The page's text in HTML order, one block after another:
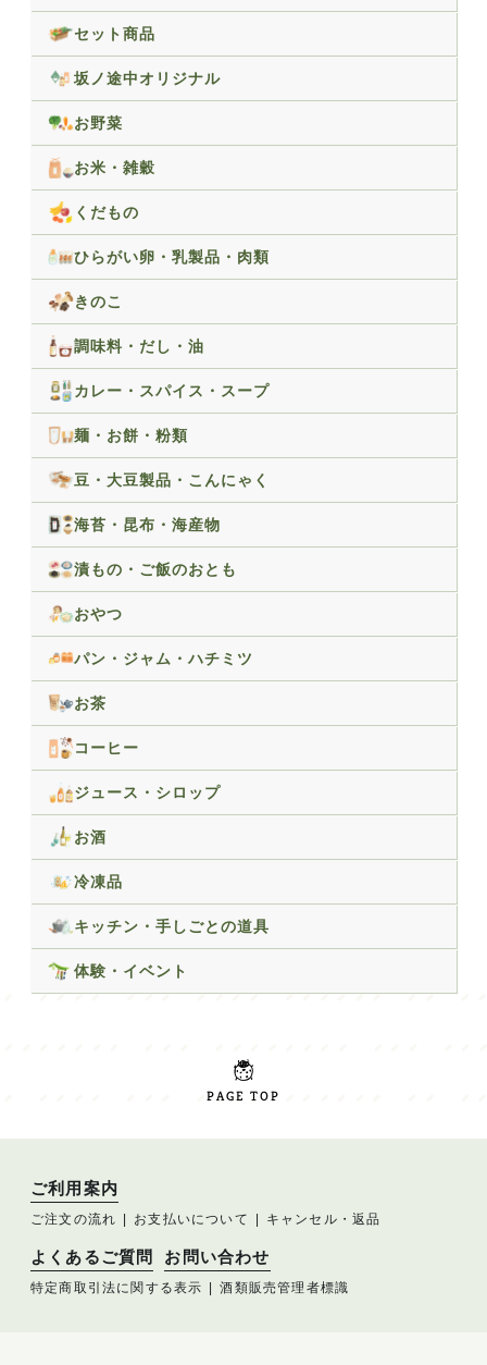
セット商品
坂ノ途中オリジナル
お野菜
お米・雑穀
くだもの
ひらがい卵・乳製品・肉類
きのこ
調味料・だし・油
カレー・スパイス・スープ
麺・お餅・粉類
豆・大豆製品・こんにゃく
海苔・昆布・海産物
漬もの・ご飯のおとも
おやつ
パン・ジャム・ハチミツ
お茶
コーヒー
ジュース・シロップ
お酒
冷凍品
キッチン・手しごとの道具
体験・イベント
PAGE TOP
ご利用案内
ご注文の流れ お支払いについて キャンセル・返品
よくあるご質問 お問い合わせ
特定商取引法に関する表示 酒類販売管理者標識